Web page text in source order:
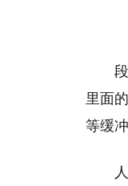
里面
等缓